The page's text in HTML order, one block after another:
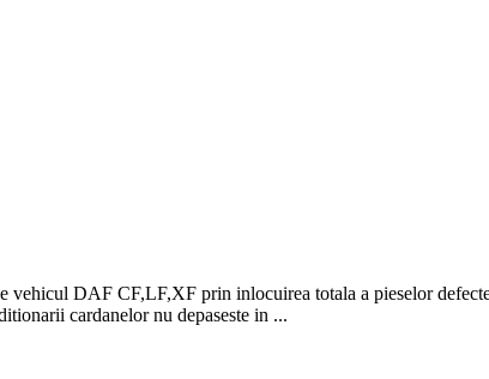
DAF CF,LF,XF prin inlocuirea totala a pieselor
cardanelor nu depaseste in ...